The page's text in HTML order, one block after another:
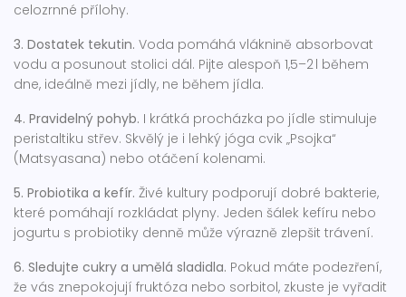
celozrnné přílohy.
3. Dostatek tekutin. Voda pomáhá vláknině absorbovat
vodu a posunout stolici dál. Pijte alespoň 1,5–2 l během
dne, ideálně mezi jídly, ne během jídla.
4. Pravidelný pohyb. I krátká procházka po jídle stimuluje
peristaltiku střev. Skvělý je i lehký jóga cvik „Psojka“
(Matsyasana) nebo otáčení kolenami.
5. Probiotika a kefír. Živé kultury podporují dobré bakterie,
které pomáhají rozkládat plyny. Jeden šálek kefíru nebo
jogurtu s probiotiky denně může výrazně zlepšit trávení.
6. Sledujte cukry a umělá sladidla. Pokud máte podezření,
že vás znepokojují fruktóza nebo sorbitol, zkuste je vyřadit